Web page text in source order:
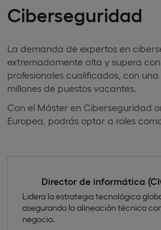
Ciberseguridad
La demanda de expertos en
extremadamente alta y supera
profesionales cualificados, con
millones de puestos vacantes.
Con el Máster en Ciberseguridad
Europea, podrás optar a roles
Director de informática
Lidera la estrategia tecnológica
asegurando la alineación técnica
negocio.